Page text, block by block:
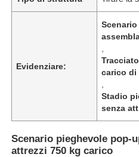
Evidenziare:
carico di
Stadio
senza
Scenario pieghevole pop-
attrezzi 750 kg carico